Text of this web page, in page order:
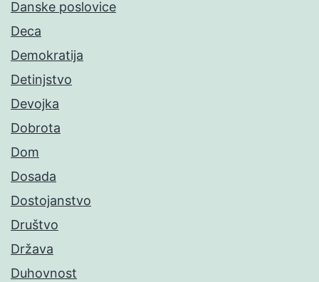
Danske poslovice
Deca
Demokratija
Detinjstvo
Devojka
Dobrota
Dom
Dosada
Dostojanstvo
Društvo
Država
Duhovnost